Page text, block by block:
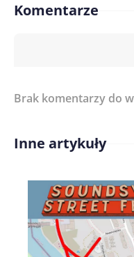
Komentarze
Brak komentarzy do
Inne artykuły